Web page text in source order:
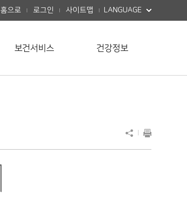
홈으로 로그인 사이트맵 LANGUAGE
보건서비스 건강정보